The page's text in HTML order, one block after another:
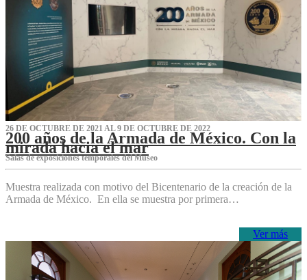
26 DE OCTUBRE DE 2021 AL 9 DE OCTUBRE DE 2022
200 años de la Armada de México. Con la
mirada hacia el mar
Salas de exposiciones temporales del Museo‌
Muestra realizada con motivo del Bicentenario de la creación de la
Armada de México. En ella se muestra por primera…
Ver más